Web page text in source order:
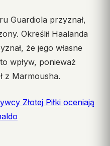
Guardiola przyznał,
Określił Haalanda
że jego własne
wpływ, ponieważ
z Marmousha.
Złotej Piłki oceniają